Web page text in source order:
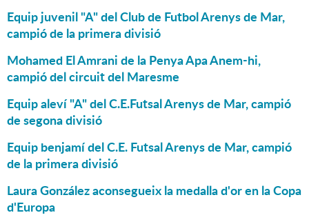
Equip juvenil "A" del Club de Futbol Arenys de Mar,
campió de la primera divisió
Mohamed El Amrani de la Penya Apa Anem-hi,
campió del circuit del Maresme
Equip aleví "A" del C.E.Futsal Arenys de Mar, campió
de segona divisió
Equip benjamí del C.E. Futsal Arenys de Mar, campió
de la primera divisió
Laura González aconsegueix la medalla d'or en la Copa
d'Europa